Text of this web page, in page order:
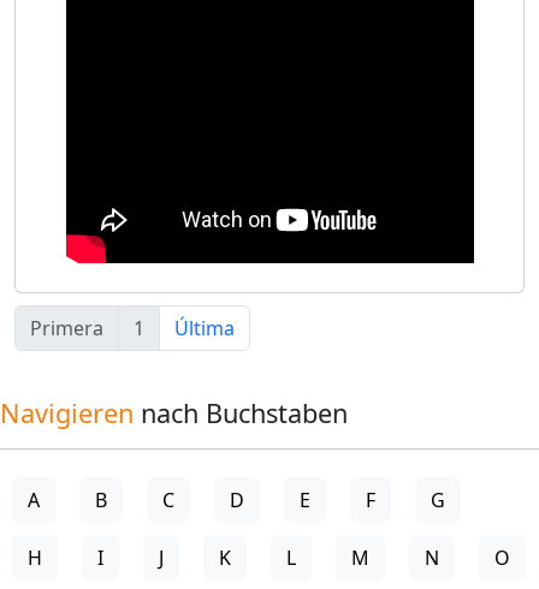
Primera 1 Última
Navigieren nach Buchstaben
A B C D E F G
H I J K L M N O